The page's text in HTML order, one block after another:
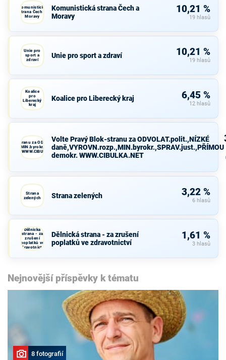
Komunistická
strana Čech a
Moravy
Komunistická strana Čech a
Moravy
10,21 %
19 hlasů
Unie pro
sport a
zdraví
Unie pro sport a zdraví 10,21 %
19 hlasů
Koalice
pro
Liberecký
kraj
Koalice pro Liberecký kraj 6,45 %
12 hlasů
Blok-stranu za ODVOLAT.polit.,NÍZKÉ
demokr. WWW.CIBULKA.NET
Volte Pravý Blok-stranu za ODVOLAT.polit.,NÍZKÉ
daně,VYROVN.rozp.,MIN.byrokr.,SPRAV.just.,PŘÍMOU
demokr. WWW.CIBULKA.NET
Strana
zelených
Strana zelených 3,22 %
6 hlasů
Dělnická
strana - za
zrušení
poplatků ve
zdravotnictví
Dělnická strana - za zrušení
poplatků ve zdravotnictví
1,61 %
3 hlasů
Nejnovější příspěvky k tématu
8 fotografií